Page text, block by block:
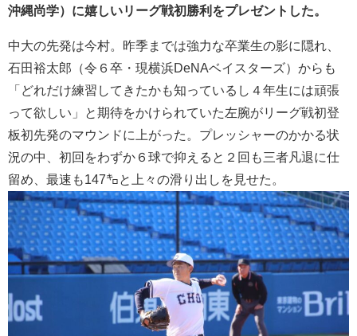
沖縄尚学）に嬉しいリーグ戦初勝利をプレゼントした。
中大の先発は今村。昨季までは強力な卒業生の影に隠れ、
石田裕太郎（令６卒・現横浜DeNAベイスターズ）からも
「どれだけ練習してきたかも知っているし４年生には頑張
って欲しい」と期待をかけられていた左腕がリーグ戦初登
板初先発のマウンドに上がった。プレッシャーのかかる状
況の中、初回をわずか６球で抑えると２回も三者凡退に仕
留め、最速も147㌔と上々の滑り出しを見せた。